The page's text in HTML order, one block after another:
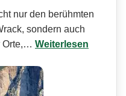
nur den berühmten
sondern auch
Orte,… Weiterlesen